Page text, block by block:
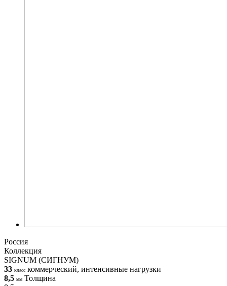
Россия
Коллекция
SIGNUM (СИГНУМ)
33 класс коммерческий, интенсивные нагрузки
8,5 мм Толщина